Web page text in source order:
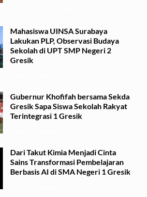
Mahasiswa UINSA Surabaya
Lakukan PLP, Observasi Budaya
Sekolah di UPT SMP Negeri 2
Gresik
Gubernur Khofifah bersama Sekda
Gresik Sapa Siswa Sekolah Rakyat
Terintegrasi 1 Gresik
Dari Takut Kimia Menjadi Cinta
Sains Transformasi Pembelajaran
Berbasis AI di SMA Negeri 1 Gresik